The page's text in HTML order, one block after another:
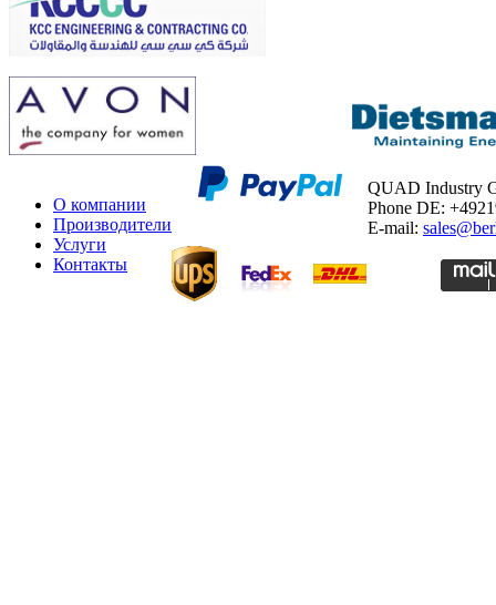
О компании
Производители
Услуги
Контакты
QUAD Industry
Phone DE:
E-mail: